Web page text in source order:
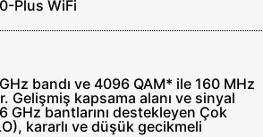
bandı ve 4096 QAM* ile 160 MHz
Gelişmiş kapsama alanı ve sinyal
GHz bantlarını destekleyen Çok
kararlı ve düşük gecikmeli